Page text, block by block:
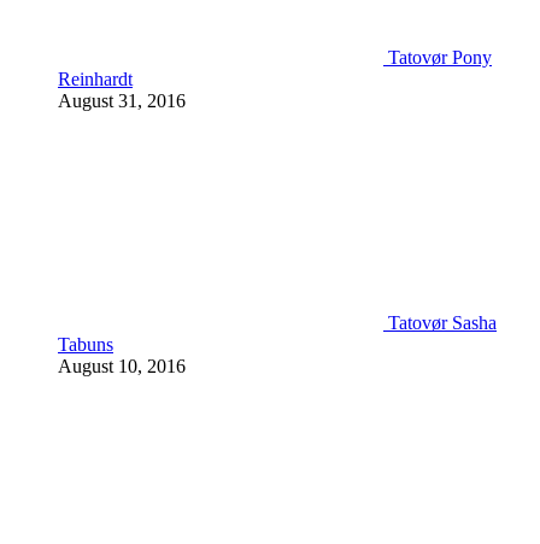
Tatovør Pony
Reinhardt
August 31, 2016
Tatovør Sasha
Tabuns
August 10, 2016